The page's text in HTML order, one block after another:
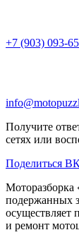
+7 (903) 093-
Получите
сетях или
Поделиться
Моторазборка
подержанных
осуществляет
и ремонт